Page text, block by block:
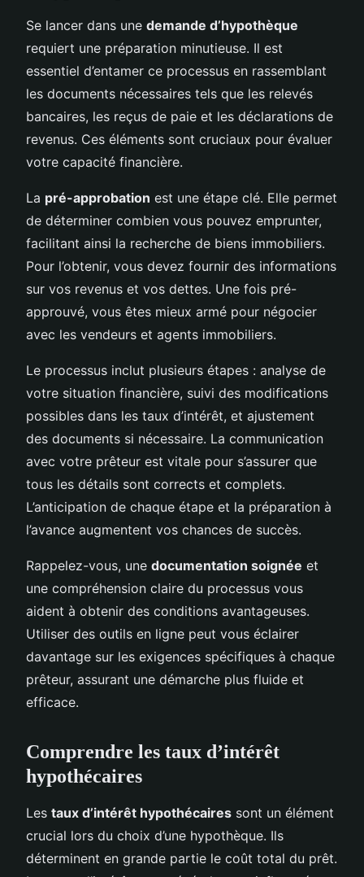
Se lancer dans une demande d’hypothèque
requiert une préparation minutieuse. Il est
essentiel d’entamer ce processus en rassemblant
les documents nécessaires tels que les relevés
bancaires, les reçus de paie et les déclarations de
revenus. Ces éléments sont cruciaux pour évaluer
votre capacité financière.
La pré-approbation est une étape clé. Elle permet
de déterminer combien vous pouvez emprunter,
facilitant ainsi la recherche de biens immobiliers.
Pour l’obtenir, vous devez fournir des informations
sur vos revenus et vos dettes. Une fois pré-
approuvé, vous êtes mieux armé pour négocier
avec les vendeurs et agents immobiliers.
Le processus inclut plusieurs étapes : analyse de
votre situation financière, suivi des modifications
possibles dans les taux d’intérêt, et ajustement
des documents si nécessaire. La communication
avec votre prêteur est vitale pour s’assurer que
tous les détails sont corrects et complets.
L’anticipation de chaque étape et la préparation à
l’avance augmentent vos chances de succès.
Rappelez-vous, une documentation soignée et
une compréhension claire du processus vous
aident à obtenir des conditions avantageuses.
Utiliser des outils en ligne peut vous éclairer
davantage sur les exigences spécifiques à chaque
prêteur, assurant une démarche plus fluide et
efficace.
Comprendre les taux d’intérêt
hypothécaires
Les taux d’intérêt hypothécaires sont un élément
crucial lors du choix d’une hypothèque. Ils
déterminent en grande partie le coût total du prêt.